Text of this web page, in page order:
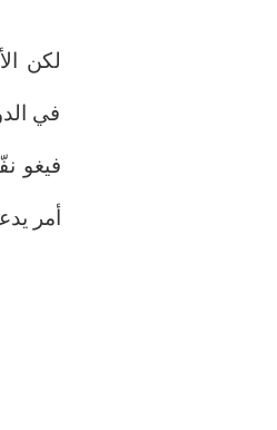
لكن
في
فيغو
أمر